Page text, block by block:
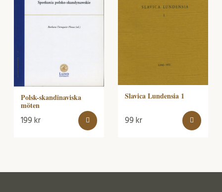
Polsk-skandinaviska
möten
199kr
Slavica Lundensia 1
99kr